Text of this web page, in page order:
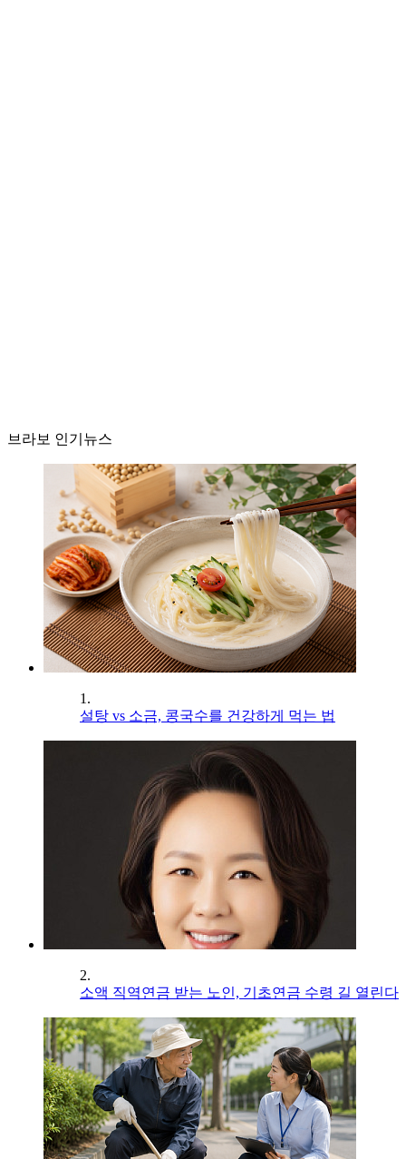
브라보 인기뉴스
1.
설탕 vs 소금, 콩국수를 건강하게 먹는 법
2.
소액 직역연금 받는 노인, 기초연금 수령 길 열린다